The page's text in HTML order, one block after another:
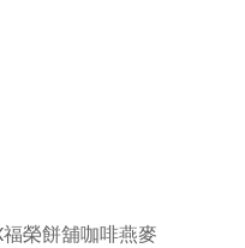
榮餅舖咖啡燕麥